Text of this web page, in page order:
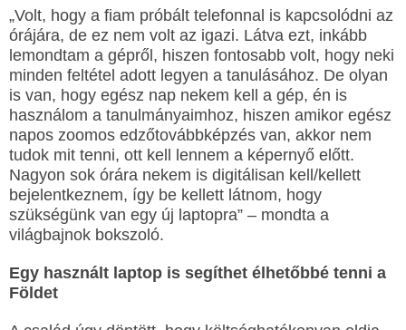
„Volt, hogy a fiam próbált telefonnal is kapcsolódni az
órájára, de ez nem volt az igazi. Látva ezt, inkább
lemondtam a gépről, hiszen fontosabb volt, hogy neki
minden feltétel adott legyen a tanulásához. De olyan
is van, hogy egész nap nekem kell a gép, én is
használom a tanulmányaimhoz, hiszen amikor egész
napos zoomos edzőtovábbképzés van, akkor nem
tudok mit tenni, ott kell lennem a képernyő előtt.
Nagyon sok órára nekem is digitálisan kell/kellett
bejelentkeznem, így be kellett látnom, hogy
szükségünk van egy új laptopra” – mondta a
világbajnok bokszoló.
Egy használt laptop is segíthet élhetőbbé tenni a
Földet